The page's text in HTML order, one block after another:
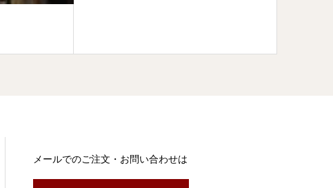
メールでのご注文・お問い合わせは